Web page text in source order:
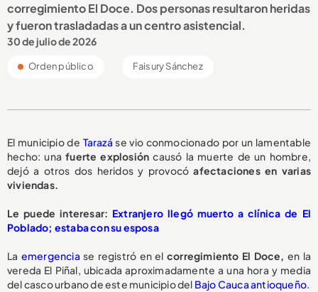
corregimiento El Doce. Dos personas resultaron heridas
y fueron trasladadas a un centro asistencial.
30 de julio de 2026
Orden público Faisury Sánchez
El municipio de Tarazá se vio conmocionado por un lamentable
hecho: unafuerte explosión causó la muerte de un hombre,
dejó a otros dos heridos y provocóafectaciones en varias
viviendas.
Le puede interesar: Extranjero llegó muerto a clínica de El
Poblado; estaba con su esposa
La emergencia se registró en el corregimiento El Doce, en la
vereda El Piñal, ubicada aproximadamente a una hora y media
del casco urbano de este municipio del Bajo Cauca antioqueño.